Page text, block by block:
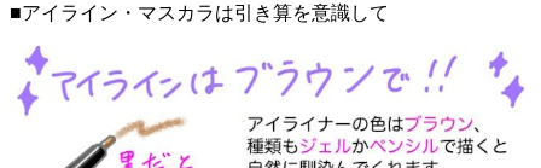
■アイライン・マスカラは引き算を意識して